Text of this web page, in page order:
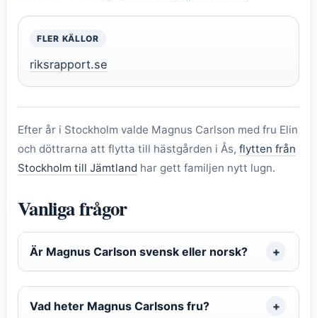
FLER KÄLLOR
riksrapport.se
Efter år i Stockholm valde Magnus Carlson med fru Elin
och döttrarna att flytta till hästgården i Ås, flytten från
Stockholm till Jämtland har gett familjen nytt lugn.
Vanliga frågor
Är Magnus Carlson svensk eller norsk?
Vad heter Magnus Carlsons fru?